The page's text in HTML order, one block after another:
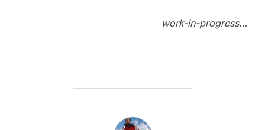
work-in-progress…
POST AUTHOR